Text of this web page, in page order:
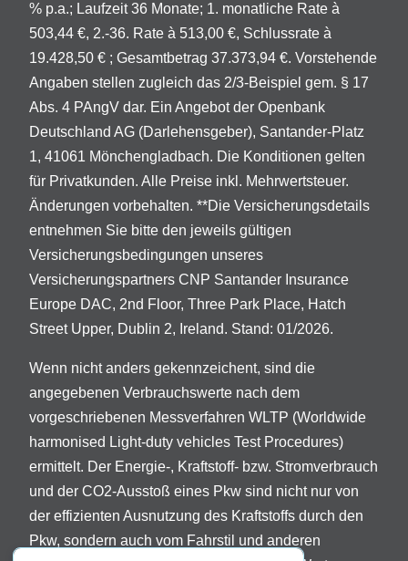
% p.a.; Laufzeit 36 Monate; 1. monatliche Rate à
503,44 €, 2.-36. Rate à 513,00 €, Schlussrate à
19.428,50 € ; Gesamtbetrag 37.373,94 €. Vorstehende
Angaben stellen zugleich das 2/3-Beispiel gem. § 17
Abs. 4 PAngV dar. Ein Angebot der Openbank
Deutschland AG (Darlehensgeber), Santander-Platz
1, 41061 Mönchengladbach. Die Konditionen gelten
für Privatkunden. Alle Preise inkl. Mehrwertsteuer.
Änderungen vorbehalten. **Die Versicherungsdetails
entnehmen Sie bitte den jeweils gültigen
Versicherungsbedingungen unseres
Versicherungspartners CNP Santander Insurance
Europe DAC, 2nd Floor, Three Park Place, Hatch
Street Upper, Dublin 2, Ireland. Stand: 01/2026.
Wenn nicht anders gekennzeichent, sind die
angegebenen Verbrauchswerte nach dem
vorgeschriebenen Messverfahren WLTP (Worldwide
harmonised Light-duty vehicles Test Procedures)
ermittelt. Der Energie-, Kraftstoff- bzw. Stromverbrauch
und der CO2-Ausstoß eines Pkw sind nicht nur von
der effizienten Ausnutzung des Kraftstoffs durch den
Pkw, sondern auch vom Fahrstil und anderen